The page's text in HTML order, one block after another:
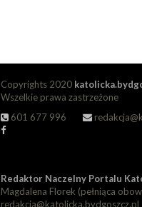
Copyrights 2020
Wszelkie prawa zastrzeżone
601 677 996
Redaktor Naczelny Portalu
Magdalena Florek (pełniąca
redakcja@katolicka.bydgoszcz.pl